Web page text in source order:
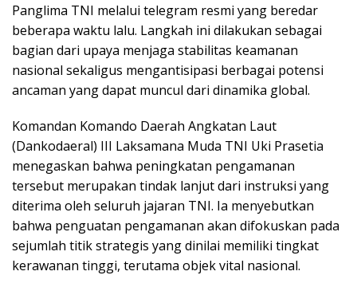
Panglima TNI melalui telegram resmi yang beredar
beberapa waktu lalu. Langkah ini dilakukan sebagai
bagian dari upaya menjaga stabilitas keamanan
nasional sekaligus mengantisipasi berbagai potensi
ancaman yang dapat muncul dari dinamika global.
Komandan Komando Daerah Angkatan Laut
(Dankodaeral) III Laksamana Muda TNI Uki Prasetia
menegaskan bahwa peningkatan pengamanan
tersebut merupakan tindak lanjut dari instruksi yang
diterima oleh seluruh jajaran TNI. Ia menyebutkan
bahwa penguatan pengamanan akan difokuskan pada
sejumlah titik strategis yang dinilai memiliki tingkat
kerawanan tinggi, terutama objek vital nasional.